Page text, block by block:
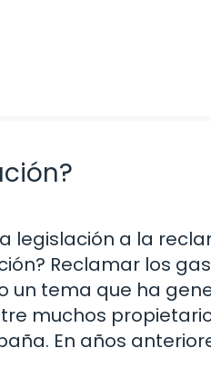
legislación a la
Reclamar los
un tema que ha
muchos
En años